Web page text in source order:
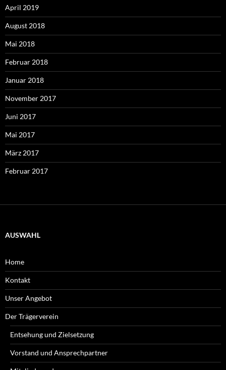
April 2019
August 2018
Mai 2018
Februar 2018
Januar 2018
November 2017
Juni 2017
Mai 2017
März 2017
Februar 2017
AUSWAHL
Home
Kontakt
Unser Angebot
Der Trägerverein
Entsehung und Zielsetzung
Vorstand und Ansprechpartner